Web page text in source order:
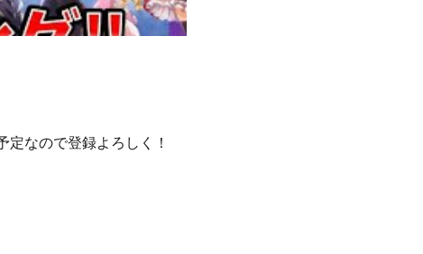
なので登録よろしく！